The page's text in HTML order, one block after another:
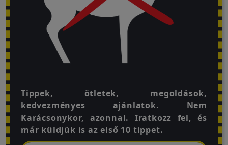
szerviz
Visszaküldési
politika
Kapcsolatfelvétel
Regisztráció/Belépés
Tippek, ötletek, megoldások,
kedvezményes ajánlatok. Nem
Karácsonykor, azonnal. Iratkozz fel, és
már küldjük is az első 10 tippet.